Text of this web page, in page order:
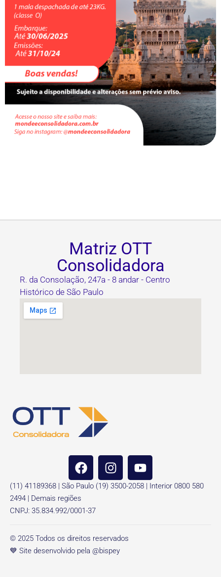
Matriz OTT
Consolidadora
R. da Consolação, 247a - 8 andar - Centro
Histórico de São Paulo
(11) 41189368 | São Paulo (19) 3500-2058 | Interior 0800 580
2494 | Demais regiões
CNPJ: 35.834.992/0001-37
© 2025 Todos os direitos reservados
💙 Site desenvolvido pela @bispey